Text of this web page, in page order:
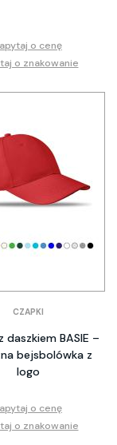
o cenę
o znakowanie
CZAPKI
daszkiem BASIE –
bejsbolówka z
logo
o cenę
o znakowanie